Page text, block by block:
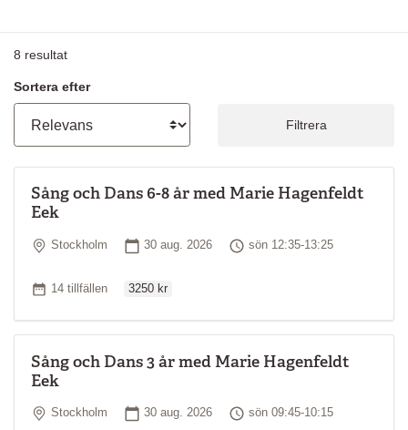
8 resultat
Sortera efter
Filtrera
Sång och Dans 6-8 år med Marie Hagenfeldt
Eek
Plats
Stockholm Startdatum
30 aug. 2026 Tid
sön 12:35-13:25
Antal tillfällen
14 tillfällen 3250 kr
Sång och Dans 3 år med Marie Hagenfeldt
Eek
Plats
Stockholm Startdatum
30 aug. 2026 Tid
sön 09:45-10:15